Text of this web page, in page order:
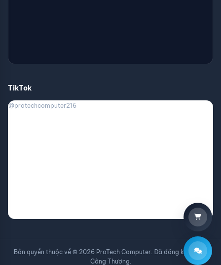
TikTok
@protechcomputer216
Bản quyền thuộc về © 2026 ProTech Computer. Đã đăng ký với Bộ
Công Thương.